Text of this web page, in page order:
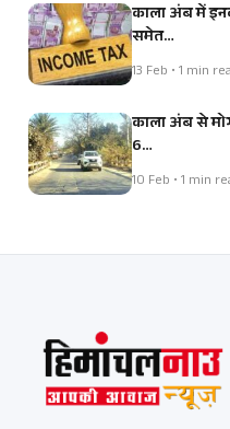
काला अंब में
समेत…
13 Feb • 1 min
काला अंब से
6…
10 Feb • 1 min